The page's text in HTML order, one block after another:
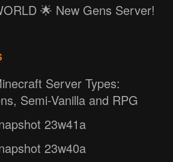
🌟 New Gens Server!
Server Types:
Semi-Vanilla and RPG
23w41a
23w40a